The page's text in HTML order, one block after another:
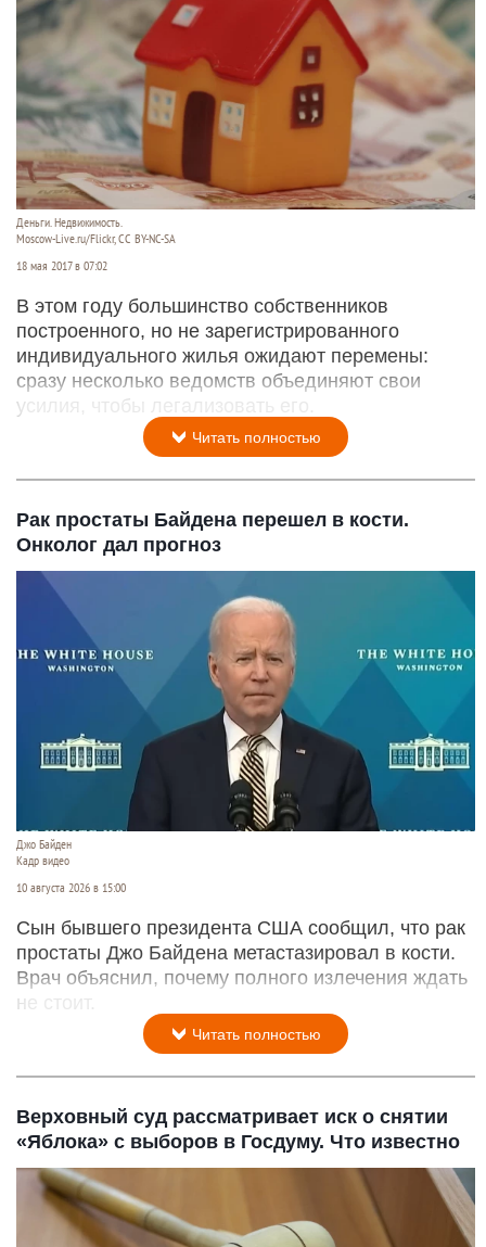
Деньги. Недвижимость.
Moscow-Live.ru/Flickr, CC BY-NC-SA
18 мая 2017 в 07:02
В этом году большинство собственников
построенного, но не зарегистрированного
индивидуального жилья ожидают перемены:
сразу несколько ведомств объединяют свои
усилия, чтобы легализовать его.
Читать полностью
Рак простаты Байдена перешел в кости.
Онколог дал прогноз
Джо Байден
Кадр видео
10 августа 2026 в 15:00
Сын бывшего президента США сообщил, что рак
простаты Джо Байдена метастазировал в кости.
Врач объяснил, почему полного излечения ждать
не стоит.
Читать полностью
Верховный суд рассматривает иск о снятии
«Яблока» с выборов в Госдуму. Что известно